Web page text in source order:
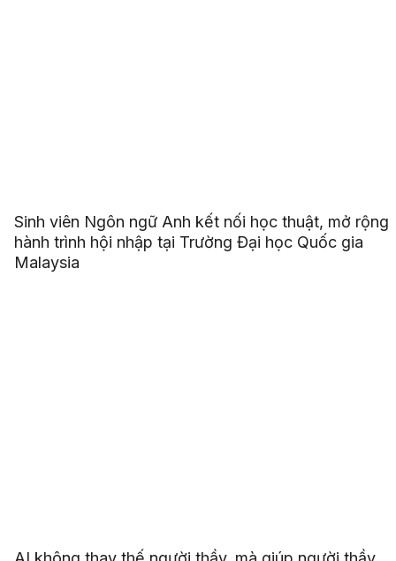
Sinh viên Ngôn ngữ Anh kết nối học thuật, mở rộng
hành trình hội nhập tại Trường Đại học Quốc gia
Malaysia